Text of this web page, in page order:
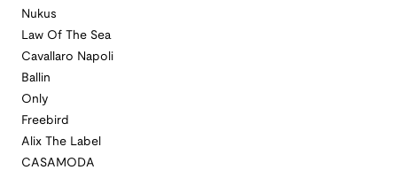
Nukus
Law Of The Sea
Cavallaro Napoli
Ballin
Only
Freebird
Alix The Label
CASAMODA